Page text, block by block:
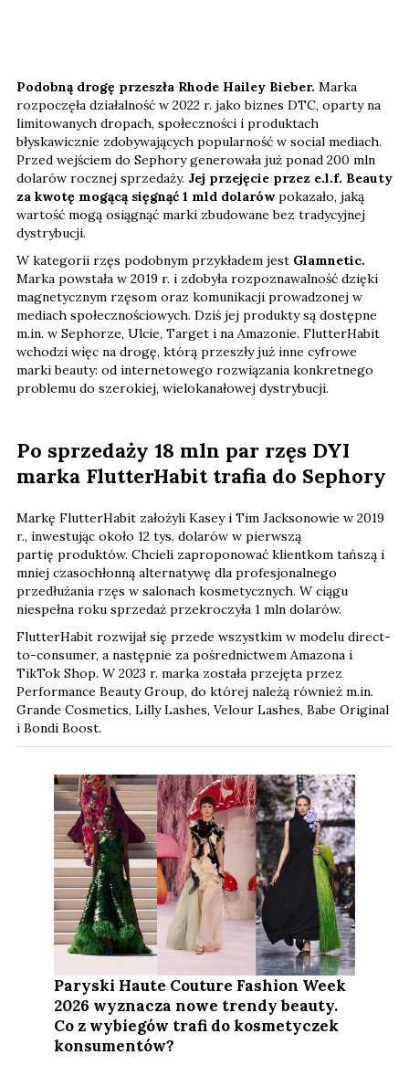
Podobną drogę przeszła Rhode Hailey Bieber. Marka
rozpoczęła działalność w 2022 r. jako biznes DTC, oparty na
limitowanych dropach, społeczności i produktach
błyskawicznie zdobywających popularność w social mediach.
Przed wejściem do Sephory generowała już ponad 200 mln
dolarów rocznej sprzedaży. Jej przejęcie przez e.l.f. Beauty
za kwotę mogącą sięgnąć 1 mld dolarówpokazało, jaką
wartość mogą osiągnąć marki zbudowane bez tradycyjnej
dystrybucji.
W kategorii rzęs podobnym przykładem jest Glamnetic.
Marka powstała w 2019 r. i zdobyła rozpoznawalność dzięki
magnetycznym rzęsom oraz komunikacji prowadzonej w
mediach społecznościowych. Dziś jej produkty są dostępne
m.in. w Sephorze, Ulcie, Target i na Amazonie. FlutterHabit
wchodzi więc na drogę, którą przeszły już inne cyfrowe
marki beauty: od internetowego rozwiązania konkretnego
problemu do szerokiej, wielokanałowej dystrybucji.
Po sprzedaży 18 mln par rzęs DYI
marka FlutterHabit trafia do Sephory
Markę FlutterHabit założyli Kasey i Tim Jacksonowie w 2019
r., inwestując około 12 tys. dolarów w pierwszą
partię produktów. Chcieli zaproponować klientkom tańszą i
mniej czasochłonną alternatywę dla profesjonalnego
przedłużania rzęs w salonach kosmetycznych. W ciągu
niespełna roku sprzedaż przekroczyła 1 mln dolarów.
FlutterHabit rozwijał się przede wszystkim w modelu direct-
to-consumer, a następnie za pośrednictwem Amazona i
TikTok Shop. W 2023 r. marka została przejęta przez
Performance Beauty Group, do której należą również m.in.
Grande Cosmetics, Lilly Lashes, Velour Lashes, Babe Original
i Bondi Boost.
Paryski Haute Couture Fashion Week
2026 wyznacza nowe trendy beauty.
Co z wybiegów trafi do kosmetyczek
konsumentów?